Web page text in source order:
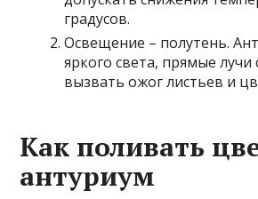
градусов.
Освещение – полутень.
яркого света, прямые лучи
вызвать ожог листьев и
Как поливать
антуриум